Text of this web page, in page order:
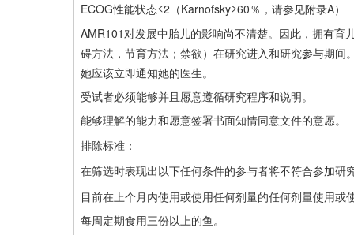
ECOG性能状态≤2（Karnofsky≥60％，请参见附录A）
AMR101对发展中胎儿的影响尚不清楚。因此，拥有育
碍方法，节育方法；禁欲）在研究进入和研究参与期
她应该立即通知她的医生。
受试者必须能够并且愿意遵循研究程序和说明。
能够理解的能力和愿意签署书面知情同意文件的意愿。
排除标准：
在筛选时表现出以下任何条件的参与者将不符合参加研
目前在上个月内使用或使用任何剂量的任何剂量使用或
每周定期食用三份以上的鱼。